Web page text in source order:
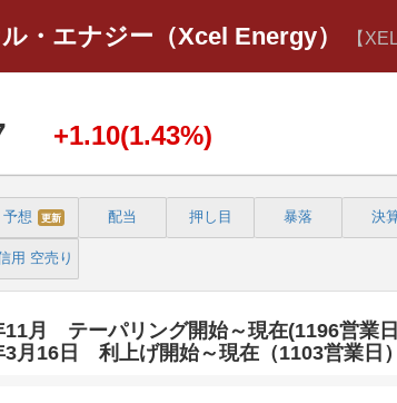
・エナジー（Xcel Energy） 【
+1.10(1.43%)
予想 更新 配当 押し目 暴落 決
用 空売り
11月 テーパリング開始～現在(1196営業
3月16日 利上げ開始～現在（1103営業日）